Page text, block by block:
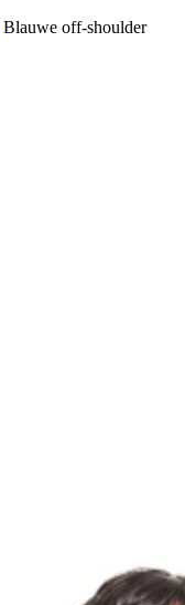
Blauwe off-shoulder